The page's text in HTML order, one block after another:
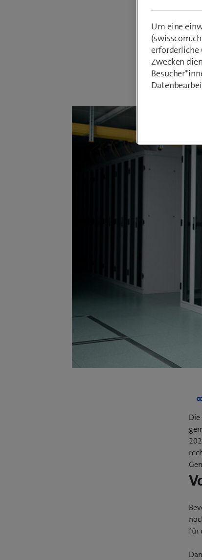
Von
27.
für
Um eine
erforderliche
Zwecken